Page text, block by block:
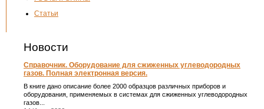
Статьи
Новости
Справочник. Оборудование для сжиженных углеводородных
газов. Полная электронная версия.
В книге дано описание более 2000 образцов различных приборов и
оборудования, применяемых в системах для сжиженных углеводородных
газов...